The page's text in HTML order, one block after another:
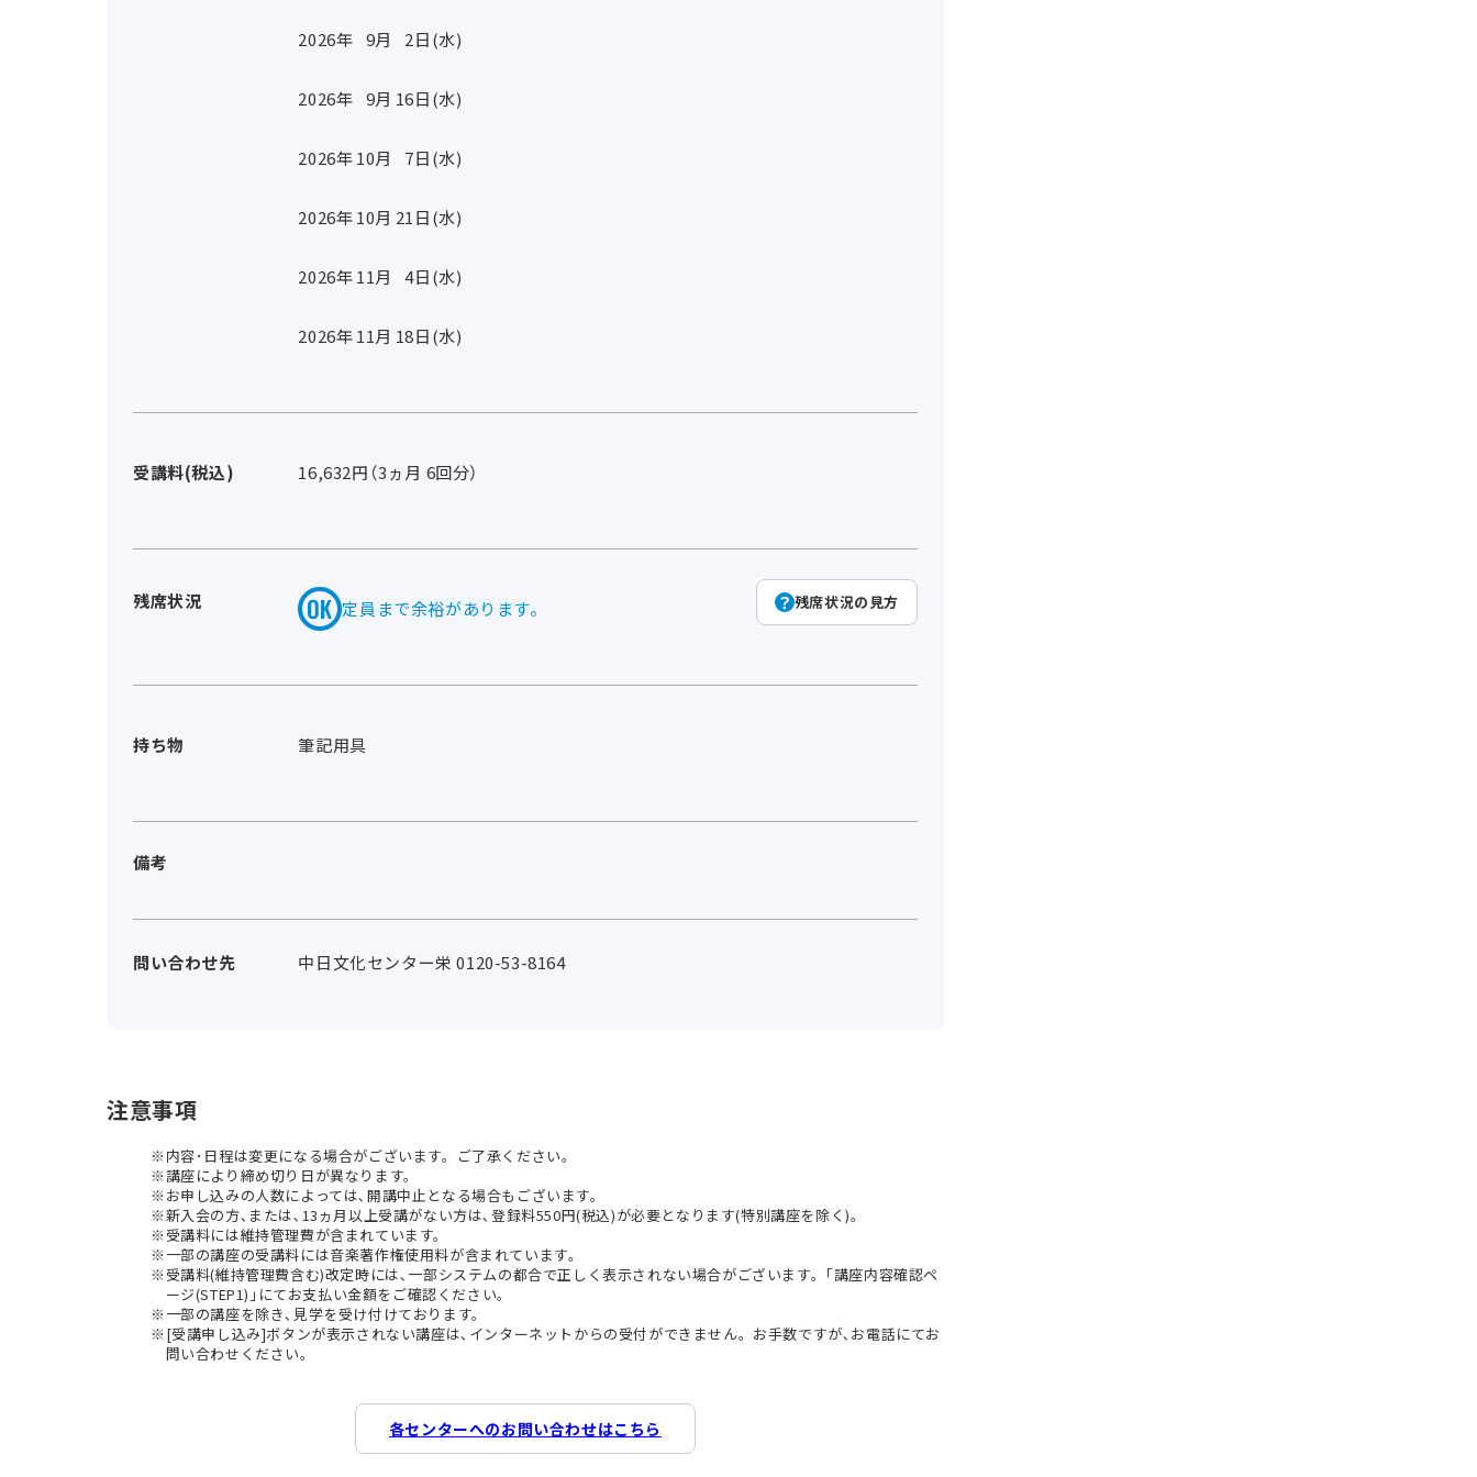
2026年 9月 2日(水)
2026年 9月 16日(水)
2026年10月 7日(水)
2026年10月 21 日(水)
2026年11月 4日(水)
2026年11月 18日(水)
受講料(税込) 16,632円（3ヵ月 6回分）
残席状況 定員まで余裕があります。 残席状況の見方
持ち物 筆記用具
備考
問い合わせ先 中日文化センター栄 0120-53-8164
注意事項
内容･日程は変更になる場合がございます。ご了承ください。
講座により締め切り日が異なります。
お申し込みの人数によっては､開講中止となる場合もございます。
新入会の方､または､13ヵ月以上受講がない方は､登録料550円(税込)が必要となります(特別講座を除く)。
受講料には維持管理費が含まれています。
一部の講座の受講料には音楽著作権使用料が含まれています。
受講料(維持管理費含む)改定時には､一部システムの都合で正しく表示されない場合がございます。｢講座内容確認ペ
ージ(STEP1)｣にてお支払い金額をご確認ください。
一部の講座を除き､見学を受け付けております。
[受講申し込み]ボタンが表示されない講座は､インターネットからの受付ができません。お手数ですが､お電話にてお
問い合わせください。
各センターへのお問い合わせはこちら